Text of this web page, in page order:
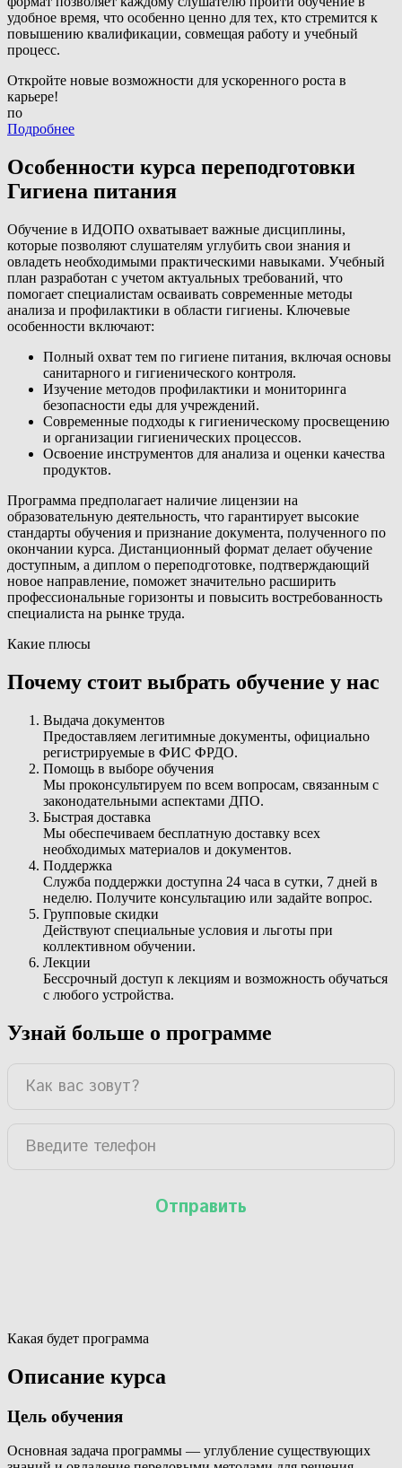
удобное время, что особенно ценно для тех, кто стремится к
повышению квалификации, совмещая работу и учебный
процесс.
Откройте новые возможности для ускоренного роста в
карьере!
по
Подробнее
Особенности курса переподготовки
Гигиена питания
Обучение в ИДОПО охватывает важные дисциплины,
которые позволяют слушателям углубить свои знания и
овладеть необходимыми практическими навыками. Учебный
план разработан с учетом актуальных требований, что
помогает специалистам осваивать современные методы
анализа и профилактики в области гигиены. Ключевые
особенности включают:
Полный охват тем по гигиене питания, включая основы
санитарного и гигиенического контроля.
Изучение методов профилактики и мониторинга
безопасности еды для учреждений.
Современные подходы к гигиеническому просвещению
и организации гигиенических процессов.
Освоение инструментов для анализа и оценки качества
продуктов.
Программа предполагает наличие лицензии на
образовательную деятельность, что гарантирует высокие
стандарты обучения и признание документа, полученного по
окончании курса. Дистанционный формат делает обучение
доступным, а диплом о переподготовке, подтверждающий
новое направление, поможет значительно расширить
профессиональные горизонты и повысить востребованность
специалиста на рынке труда.
Какие плюсы
Почему стоит выбрать обучение у нас
Выдача документов
Предоставляем легитимные документы, официально
регистрируемые в ФИС ФРДО.
Помощь в выборе обучения
Мы проконсультируем по всем вопросам, связанным с
законодательными аспектами ДПО.
Быстрая доставка
Мы обеспечиваем бесплатную доставку всех
необходимых материалов и документов.
Поддержка
Служба поддержки доступна 24 часа в сутки, 7 дней в
неделю. Получите консультацию или задайте вопрос.
Групповые скидки
Действуют специальные условия и льготы при
коллективном обучении.
Лекции
Бессрочный доступ к лекциям и возможность обучаться
с любого устройства.
Узнай больше о программе
Какая будет программа
Описание курса
Цель обучения
Основная задача программы — углубление существующих